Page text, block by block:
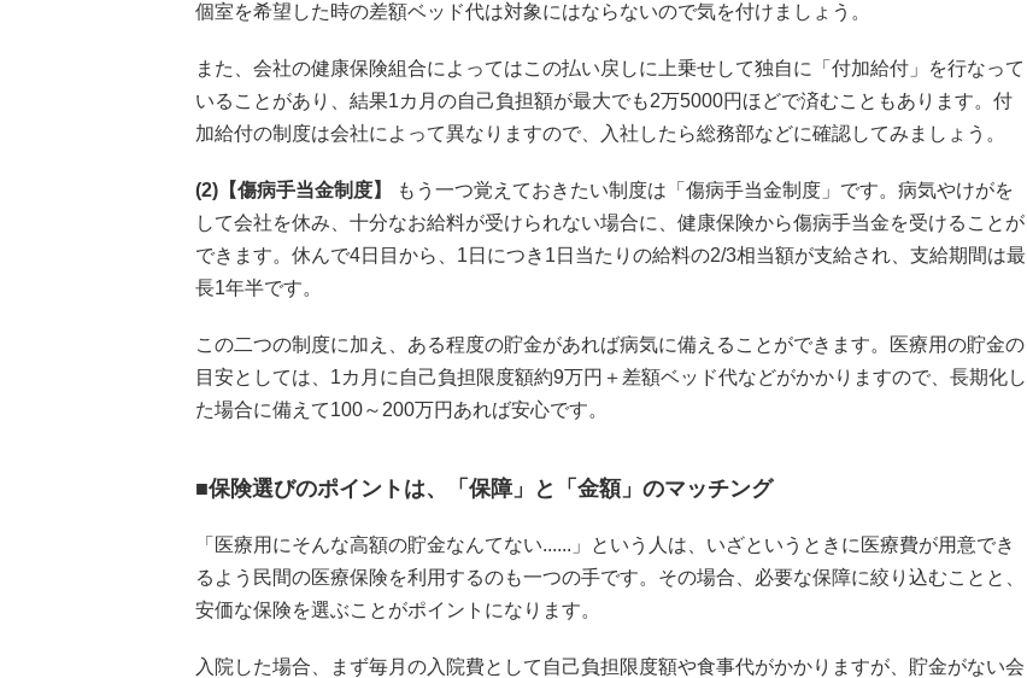
個室を希望した時の差額ベッド代は対象にはならないので気を付けましょう。
また、会社の健康保険組合によってはこの払い戻しに上乗せして独自に「付加給付」を行なって
いることがあり、結果1カ月の自己負担額が最大でも2万5000円ほどで済むこともあります。付
加給付の制度は会社によって異なりますので、入社したら総務部などに確認してみましょう。
(2)【傷病手当金制度】
もう一つ覚えておきたい制度は「傷病手当金制度」です。病気やけがを
して会社を休み、十分なお給料が受けられない場合に、健康保険から傷病手当金を受けることが
できます。休んで4日目から、1日につき1日当たりの給料の2/3相当額が支給され、支給期間は最
長1年半です。
この二つの制度に加え、ある程度の貯金があれば病気に備えることができます。医療用の貯金の
目安としては、1カ月に自己負担限度額約9万円＋差額ベッド代などがかかりますので、長期化し
た場合に備えて100～200万円あれば安心です。
■保険選びのポイントは、「保障」と「金額」のマッチング
「医療用にそんな高額の貯金なんてない......」という人は、いざというときに医療費が用意でき
るよう民間の医療保険を利用するのも一つの手です。その場合、必要な保障に絞り込むことと、
安価な保険を選ぶことがポイントになります。
入院した場合、まず毎月の入院費として自己負担限度額や食事代がかかりますが、貯金がない会